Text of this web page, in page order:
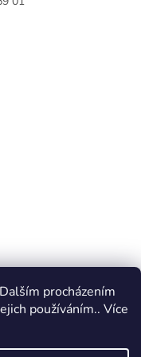
procházením
používáním.. Více